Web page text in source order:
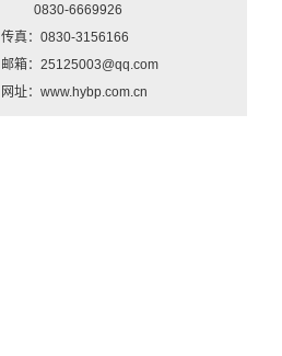
0830-6669926
传真：0830-3156166
邮箱：25125003@qq.com
网址：www.hybp.com.cn